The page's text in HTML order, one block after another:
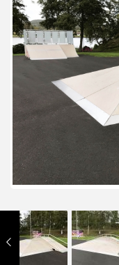
Sport equipment
Surface
Contact
Order catalog
Lars Laj on